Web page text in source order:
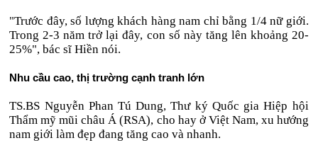
"Trước đây, số lượng khách hàng nam chỉ bằng 1/4 nữ giới.
Trong 2-3 năm trở lại đây, con số này tăng lên khoảng 20-
25%", bác sĩ Hiền nói.
Nhu cầu cao, thị trường cạnh tranh lớn
TS.BS Nguyễn Phan Tú Dung, Thư ký Quốc gia Hiệp hội
Thẩm mỹ mũi châu Á (RSA), cho hay ở Việt Nam, xu hướng
nam giới làm đẹp đang tăng cao và nhanh.